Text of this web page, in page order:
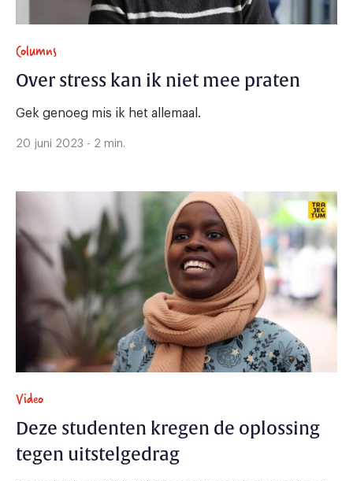
Columns
Over stress kan ik niet mee praten
Gek genoeg mis ik het allemaal.
20 juni 2023 - 2 min.
Video
Deze studenten kregen de oplossing
tegen uitstelgedrag